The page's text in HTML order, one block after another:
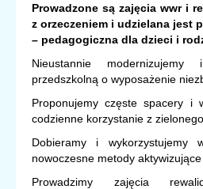
Prowadzone są zajęcia wwr i
z orzeczeniem i udzielana jest
– pedagogiczna dla dzieci i
Nieustannie
przedszkolną o wyposażenie
Proponujemy częste spacery i
codzienne korzystanie z
Dobieramy i wykorzystujemy
nowoczesne metody
Prowadzimy zajęcia